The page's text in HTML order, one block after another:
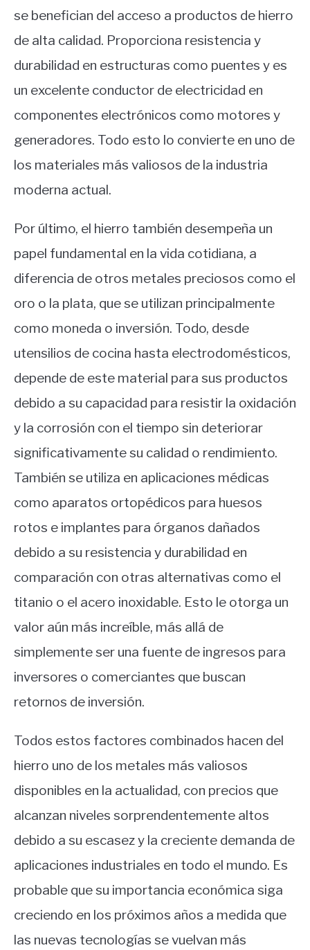
se benefician del acceso a productos de hierro
de alta calidad. Proporciona resistencia y
durabilidad en estructuras como puentes y es
un excelente conductor de electricidad en
componentes electrónicos como motores y
generadores. Todo esto lo convierte en uno de
los materiales más valiosos de la industria
moderna actual.
Por último, el hierro también desempeña un
papel fundamental en la vida cotidiana, a
diferencia de otros metales preciosos como el
oro o la plata, que se utilizan principalmente
como moneda o inversión. Todo, desde
utensilios de cocina hasta electrodomésticos,
depende de este material para sus productos
debido a su capacidad para resistir la oxidación
y la corrosión con el tiempo sin deteriorar
significativamente su calidad o rendimiento.
También se utiliza en aplicaciones médicas
como aparatos ortopédicos para huesos
rotos e implantes para órganos dañados
debido a su resistencia y durabilidad en
comparación con otras alternativas como el
titanio o el acero inoxidable. Esto le otorga un
valor aún más increíble, más allá de
simplemente ser una fuente de ingresos para
inversores o comerciantes que buscan
retornos de inversión.
Todos estos factores combinados hacen del
hierro uno de los metales más valiosos
disponibles en la actualidad, con precios que
alcanzan niveles sorprendentemente altos
debido a su escasez y la creciente demanda de
aplicaciones industriales en todo el mundo. Es
probable que su importancia económica siga
creciendo en los próximos años a medida que
las nuevas tecnologías se vuelvan más